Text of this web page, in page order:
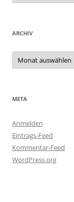
ARCHIV
Archiv
META
Anmelden
Eintrags-Feed
Kommentar-Feed
WordPress.org